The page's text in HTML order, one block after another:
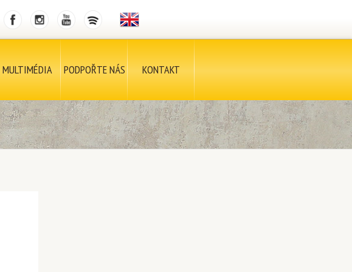
MULTIMÉDIA PODPOŘTE NÁS KONTAKT